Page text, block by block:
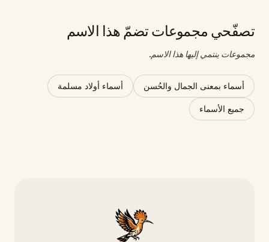
تصفّحي مجموعات تضمّ هذا الاسم
مجموعات ينتمي إليها هذا الاسم.
أسماء بمعنى الجمال والحُسن أسماء أولاد مسلمة
جميع الأسماء